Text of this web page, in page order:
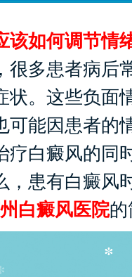
如何调节情
很多患者病后
状。这些负面
可能因患者的
疗白癜风的同
，患有白癜风
白癜风医院的